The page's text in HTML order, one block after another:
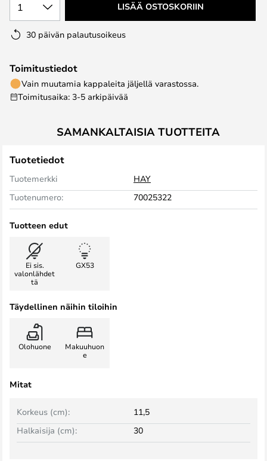
1 LISÄÄ OSTOSKORIIN
30 päivän palautusoikeus
Toimitustiedot
Vain muutamia kappaleita jäljellä varastossa.
Toimitusaika: 3-5 arkipäivää
SAMANKALTAISIA TUOTTEITA
Tuotetiedot
Tuotemerkki
HAY
Tuotenumero:
70025322
Tuotteen edut
Ei sis.
valonlähdet
tä
GX53
Täydellinen näihin tiloihin
Olohuone
Makuuhuon
e
Mitat
Korkeus (cm):
11,5
Halkaisija (cm):
30